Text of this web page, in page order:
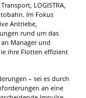
LOGISTRA,
Im Fokus
Antriebe,
rund um das
Manager und
ihre Flotten effizient
– sei es durch
an eine